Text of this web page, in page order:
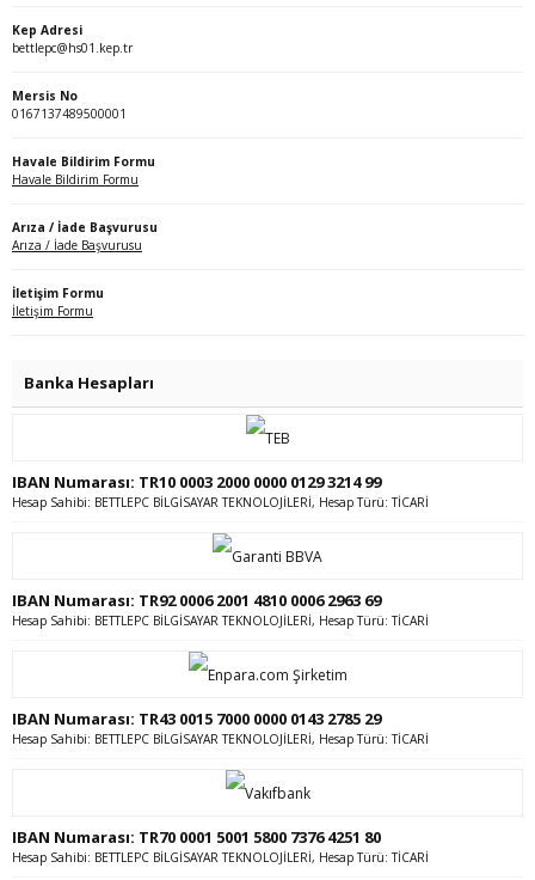
Kep Adresi
bettlepc@hs01.kep.tr
Mersis No
0167137489500001
Havale Bildirim Formu
Havale Bildirim Formu
Arıza / İade Başvurusu
Arıza / İade Başvurusu
İletişim Formu
İletişim Formu
Banka Hesapları
IBAN Numarası: TR10 0003 2000 0000 0129 3214 99
Hesap Sahibi: BETTLEPC BİLGİSAYAR TEKNOLOJİLERİ, Hesap Türü: TİCARİ
IBAN Numarası: TR92 0006 2001 4810 0006 2963 69
Hesap Sahibi: BETTLEPC BİLGİSAYAR TEKNOLOJİLERİ, Hesap Türü: TİCARİ
IBAN Numarası: TR43 0015 7000 0000 0143 2785 29
Hesap Sahibi: BETTLEPC BİLGİSAYAR TEKNOLOJİLERİ, Hesap Türü: TİCARİ
IBAN Numarası: TR70 0001 5001 5800 7376 4251 80
Hesap Sahibi: BETTLEPC BİLGİSAYAR TEKNOLOJİLERİ, Hesap Türü: TİCARİ